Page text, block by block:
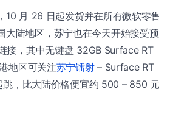
10 月 26 日起发货并在所有微软零售
大陆地区，苏宁也在今天开始接受预
接，其中无键盘 32GB Surface RT
地区可关注苏宁镭射– Surface RT
，比大陆价格便宜约 500 – 850 元